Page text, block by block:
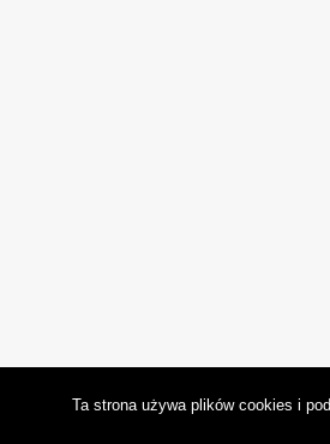
Ta strona używa plików cookies i